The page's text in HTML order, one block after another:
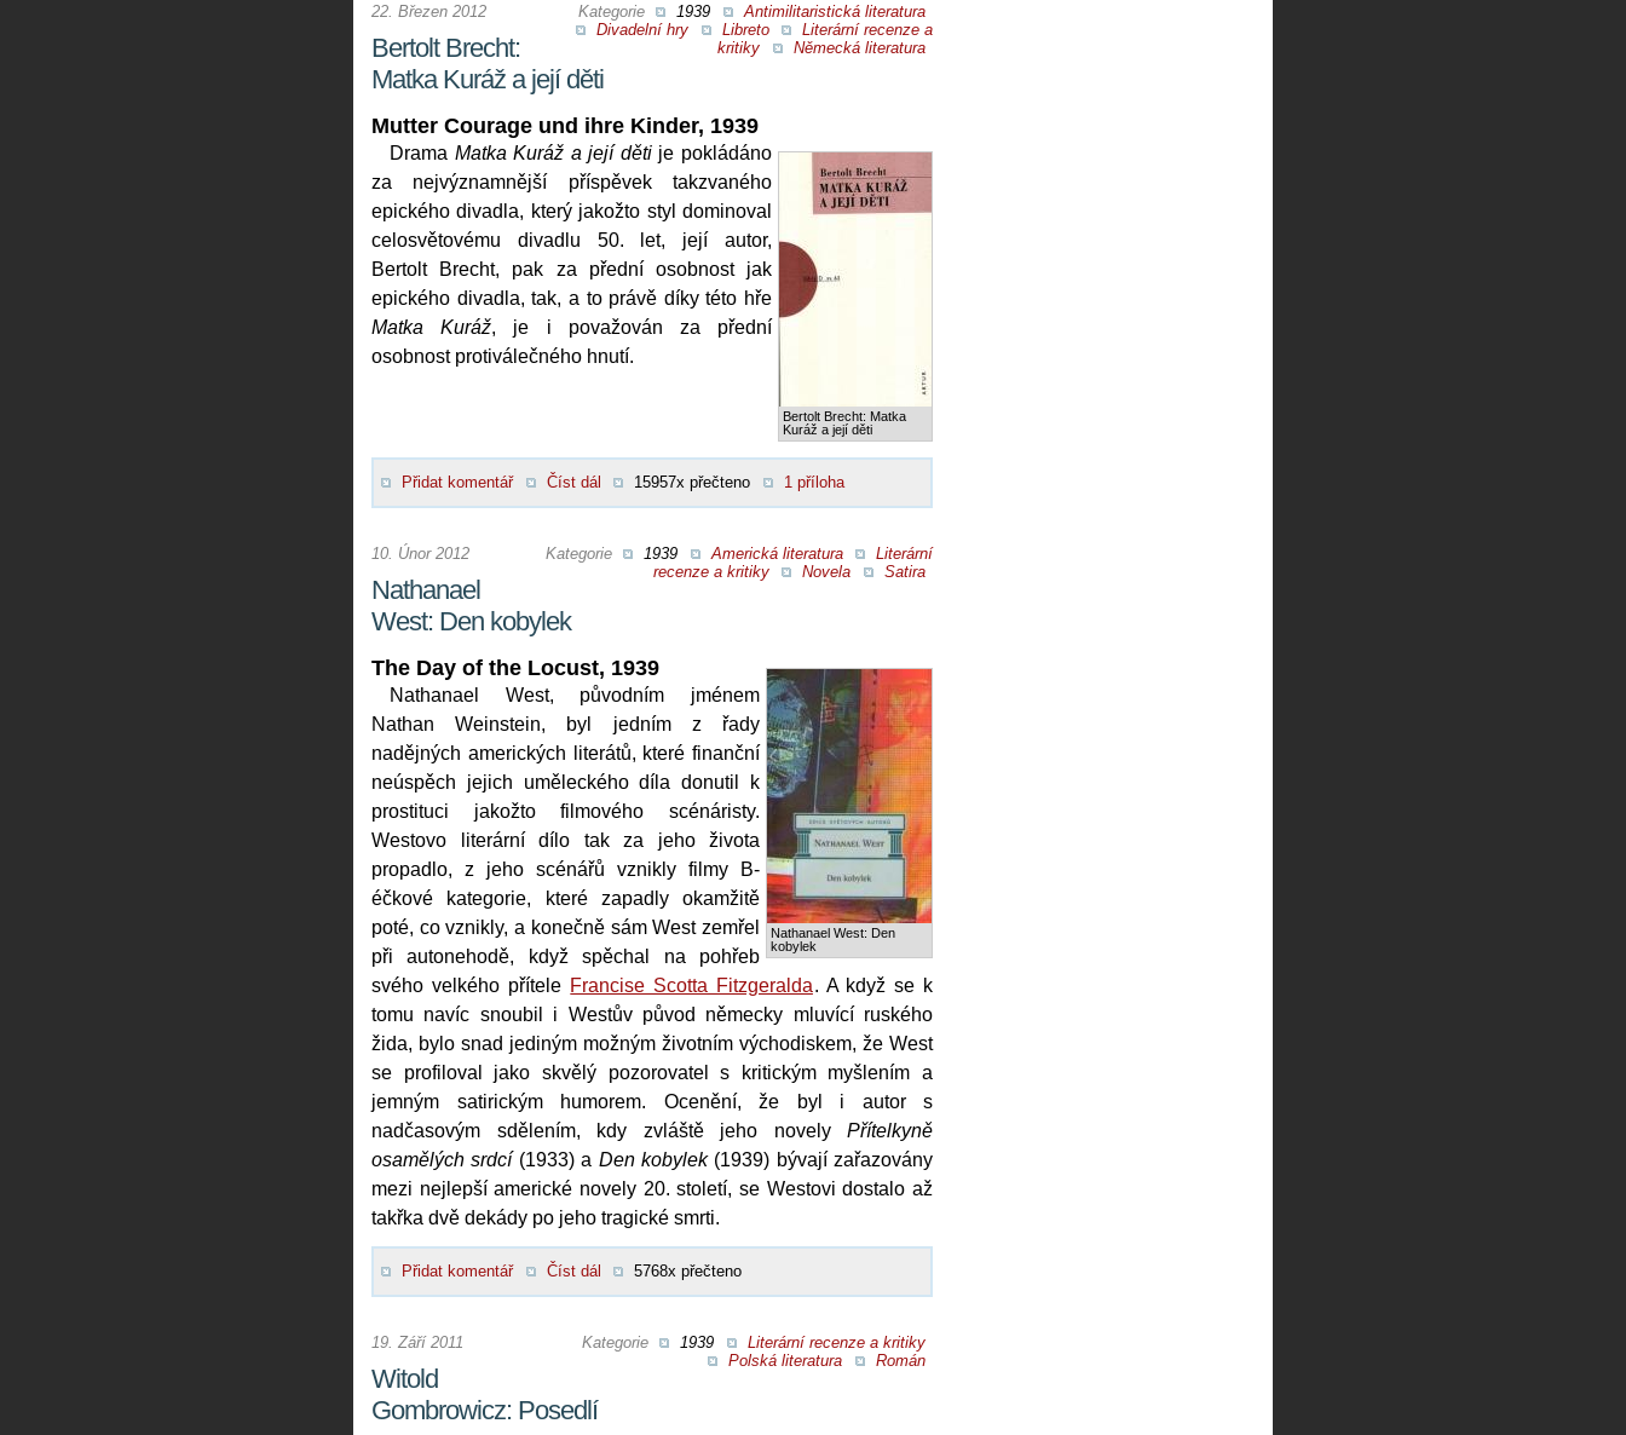
Kategorie 1939
Antimilitaristická literatura
Divadelní hry
Libreto
Literární recenze a
kritiky
Německá literatura
22. Březen 2012
Bertolt Brecht:
Matka Kuráž a její děti
Mutter Courage und ihre Kinder, 1939
Bertolt Brecht: Matka
Kuráž a její děti
Drama Matka Kuráž a její dětije pokládáno
za nejvýznamnější příspěvek takzvaného
epického divadla, který jakožto styl dominoval
celosvětovému divadlu 50. let, její autor,
Bertolt Brecht, pak za přední osobnost jak
epického divadla, tak, a to právě díky této hře
Matka Kuráž, je i považován za přední
osobnost protiválečného hnutí.
Přidat komentář Číst dál 15957x přečteno 1 příloha
Kategorie 1939 Americká literatura
Literární
recenze a kritiky
Novela Satira
10. Únor 2012
Nathanael
West: Den kobylek
Nathanael West: Den
kobylek
The Day of the Locust, 1939
Nathanael West, původním jménem
Nathan Weinstein, byl jedním z řady
nadějných amerických literátů, které finanční
neúspěch jejich uměleckého díla donutil k
prostituci jakožto filmového scénáristy.
Westovo literární dílo tak za jeho života
propadlo, z jeho scénářů vznikly filmy B-
éčkové kategorie, které zapadly okamžitě
poté, co vznikly, a konečně sám West zemřel
při autonehodě, když spěchal na pohřeb
svého velkého přítele Francise Scotta Fitzgeralda. A když se k
tomu navíc snoubil i Westův původ německy mluvící ruského
žida, bylo snad jediným možným životním východiskem, že West
se profiloval jako skvělý pozorovatel s kritickým myšlením a
jemným satirickým humorem. Ocenění, že byl i autor s
nadčasovým sdělením, kdy zvláště jeho novely Přítelkyně
osamělých srdcí(1933) a Den kobylek(1939) bývají zařazovány
mezi nejlepší americké novely 20. století, se Westovi dostalo až
takřka dvě dekády po jeho tragické smrti.
Přidat komentář Číst dál 5768x přečteno
Kategorie 1939
Literární recenze a kritiky
Polská literatura
Román
19. Září 2011
Witold
Gombrowicz: Posedlí